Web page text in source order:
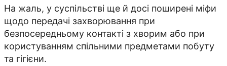
На жаль, у суспільстві ще й досі поширені міфи
щодо передачі захворювання при
безпосередньому контакті з хворим або при
користуванням спільними предметами побуту
та гігієни.